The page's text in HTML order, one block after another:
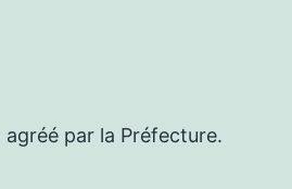
par la Préfecture.